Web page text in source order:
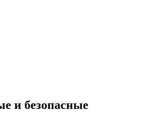
и безопасные